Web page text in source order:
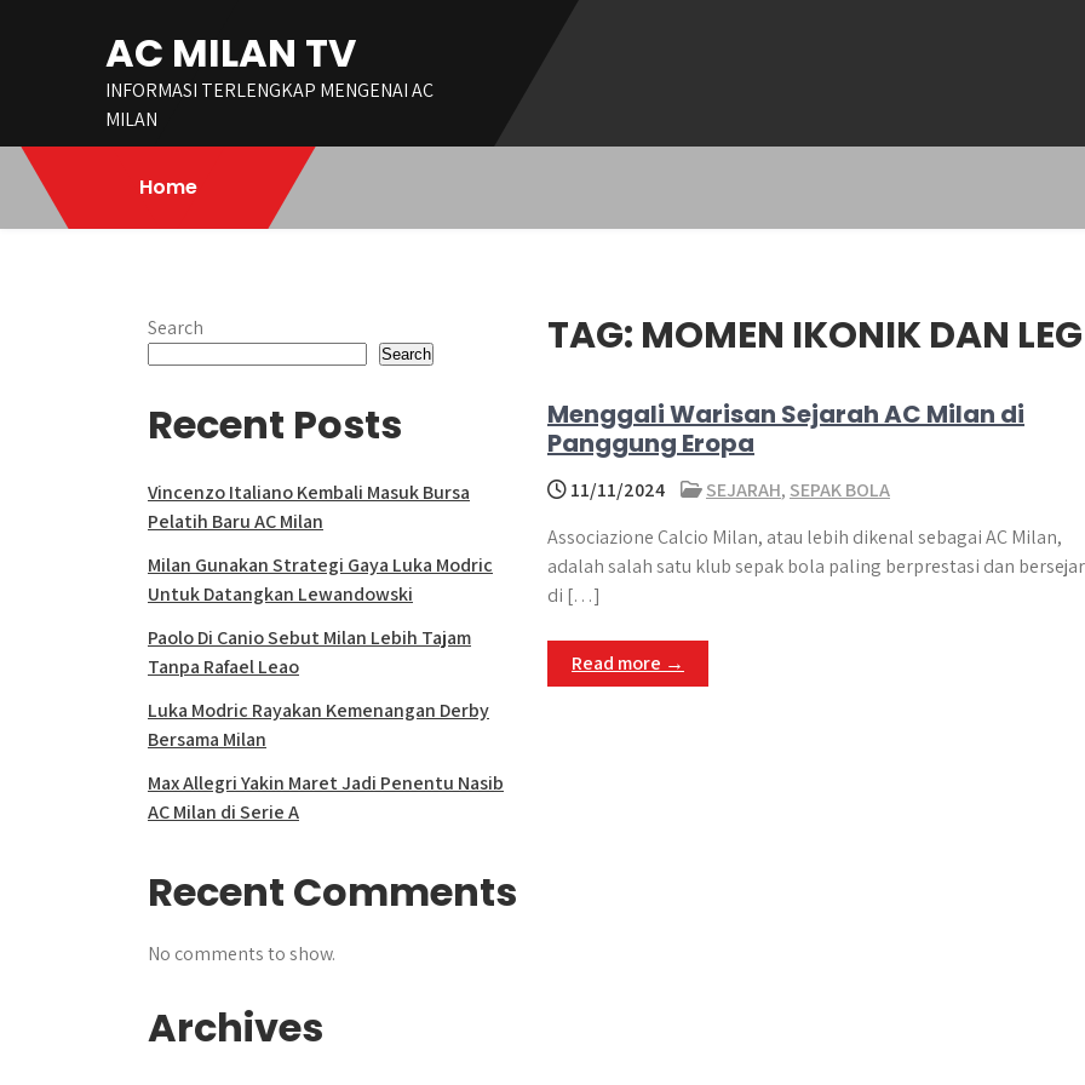
AC MILAN TV
INFORMASI TERLENGKAP MENGENAI AC
MILAN
Home
TAG: MOMEN IKONIK DAN
Menggali Warisan Sejarah AC Milan di
Panggung Eropa
11/11/2024 SEJARAH, SEPAK BOLA
Associazione Calcio Milan, atau lebih dikenal sebagai AC Milan,
adalah salah satu klub sepak bola paling berprestasi dan
di […]
Read more →
Search
Search
Recent Posts
Vincenzo Italiano Kembali Masuk Bursa
Pelatih Baru AC Milan
Milan Gunakan Strategi Gaya Luka Modric
Untuk Datangkan Lewandowski
Paolo Di Canio Sebut Milan Lebih Tajam
Tanpa Rafael Leao
Luka Modric Rayakan Kemenangan Derby
Bersama Milan
Max Allegri Yakin Maret Jadi Penentu Nasib
AC Milan di Serie A
Recent Comments
No comments to show.
Archives